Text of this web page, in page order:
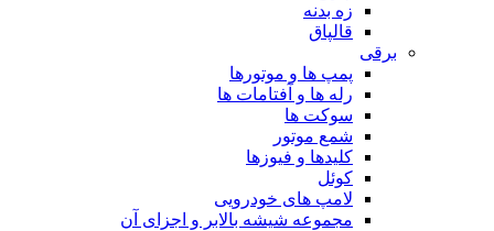
زه بدنه
قالپاق
برقی
پمپ ها و موتورها
رله ها و آفتامات ها
سوکت ها
شمع موتور
کلیدها و فیوزها
کوئل
لامپ های خودرویی
مجموعه شیشه بالابر و اجزای آن